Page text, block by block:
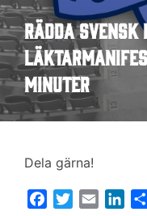
Rädda
minuter
Dela gärna!